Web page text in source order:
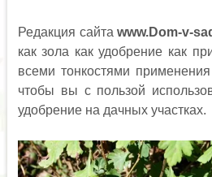
Редакция сайтаwww.Dom-v-
как зола как удобрение как
всеми тонкостями
чтобы вы с пользой
удобрение на дачных участках.